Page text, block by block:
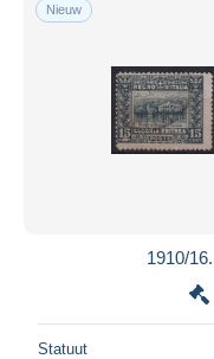
Nieuw
1910/
Statuut